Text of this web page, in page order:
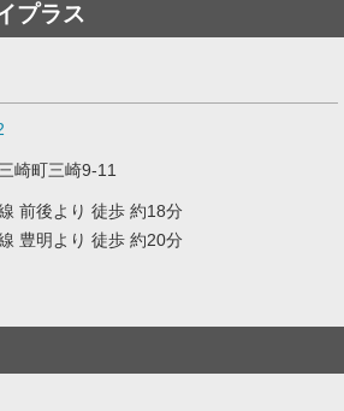
プラス
崎町三崎9-11
前後より 徒歩 約18分
豊明より 徒歩 約20分